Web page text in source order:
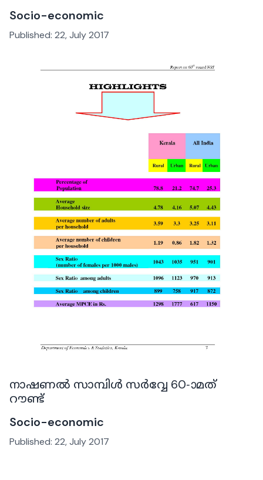
Socio-economic
Published: 22, July 2017
നാഷണൽ സാമ്പിൾ സർവ്വേ 60-ാമത്
റൗണ്ട്
Socio-economic
Published: 22, July 2017